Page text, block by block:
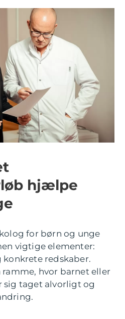
hjælpe
for børn og unge
vigtige elementer:
redskaber.
ramme, hvor barnet eller
sig taget alvorligt og